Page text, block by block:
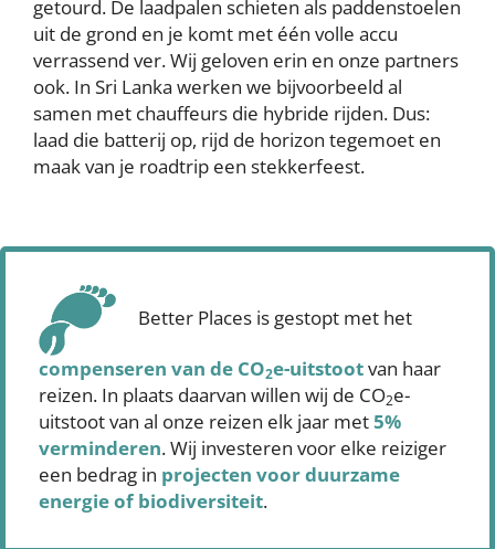
getourd. De laadpalen schieten als paddenstoelen
uit de grond en je komt met één volle accu
verrassend ver. Wij geloven erin en onze partners
ook. In Sri Lanka werken we bijvoorbeeld al
samen met chauffeurs die hybride rijden. Dus:
laad die batterij op, rijd de horizon tegemoet en
maak van je roadtrip een stekkerfeest.
Better Places is gestopt met het
compenseren van de CO2e-uitstootvan haar
reizen. In plaats daarvan willen wij de CO2e-
uitstoot van al onze reizen elk jaar met5%
verminderen. Wij investeren voor elke reiziger
een bedrag in projecten voor duurzame
energie of biodiversiteit.